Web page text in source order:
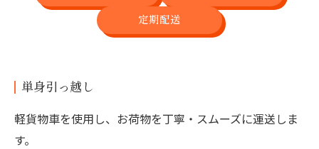
定期配送
単身引っ越し
軽貨物車を使用し、お荷物を丁寧・スムーズに運送しま
す。